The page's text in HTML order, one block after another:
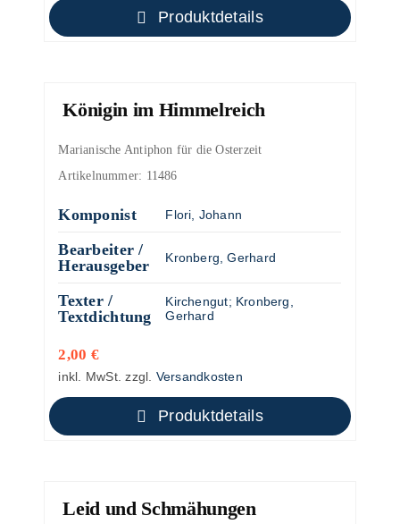
Produktdetails
Königin im Himmelreich
Marianische Antiphon für die Osterzeit
Artikelnummer: 11486
Komponist Flori, Johann
Bearbeiter /
Herausgeber
Kronberg, Gerhard
Texter /
Textdichtung
Kirchengut; Kronberg,
Gerhard
2,00 €
inkl. MwSt. zzgl. Versandkosten
Produktdetails
Leid und Schmähungen